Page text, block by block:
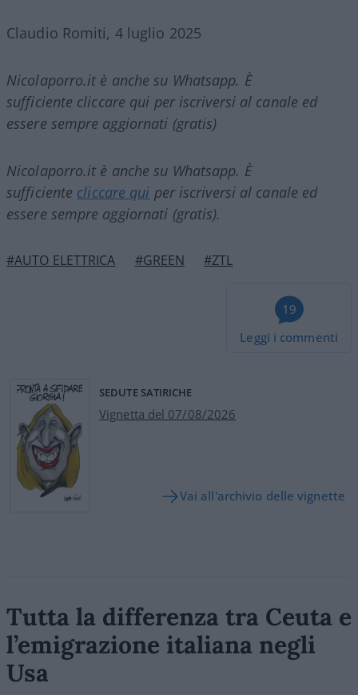
Claudio Romiti, 4 luglio 2025
Nicolaporro.it è anche su Whatsapp. È
sufficiente cliccare qui per iscriversi al canale ed
essere sempre aggiornati (gratis)
Nicolaporro.it è anche su Whatsapp. È
sufficiente cliccare qui per iscriversi al canale ed
essere sempre aggiornati (gratis).
#AUTO ELETTRICA #GREEN #ZTL
19
Leggi i commenti
SEDUTE SATIRICHE
Vignetta del 07/08/2026
Vai all'archivio delle vignette
Tutta la differenza tra Ceuta e
l’emigrazione italiana negli
Usa